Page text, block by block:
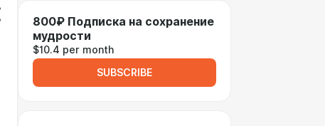
800₽ Подписка на сохранение
мудрости
$10.4 per month
SUBSCRIBE